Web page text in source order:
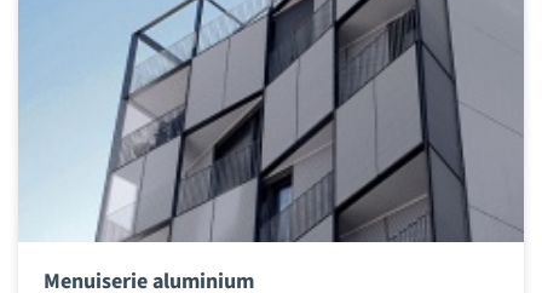
Menuiserie aluminium